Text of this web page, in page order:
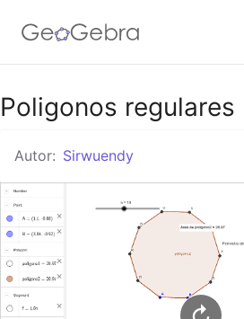
GeoGebra Classroom
Abrir sesión
Poligonos regulares
Autor: Sirwuendy